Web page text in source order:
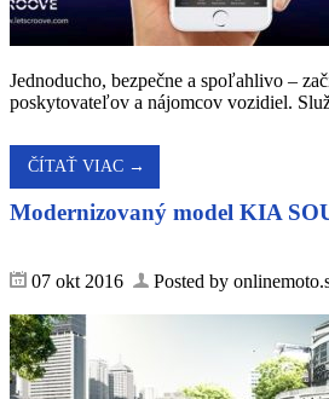
Jednoducho, bezpečne a spoľahlivo –
poskytovateľov a nájomcov vozidiel.
ČÍTAŤ VIAC →
Modernizovaný model KIA
07 okt 2016 Posted by